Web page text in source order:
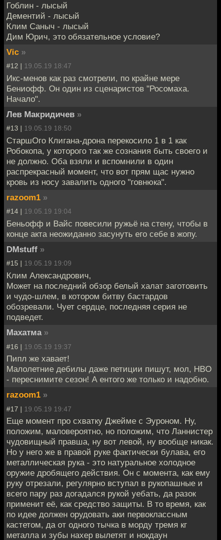
Гоблин - лысый
Дементий - лысый
Клим Саныч - лысый
Дим Юрич, это обязательное условие?
Vic »
#12 | 19.05.19 18:47
Икс-менов как раз смотрели, по крайне мере
Бениофф. Он один из сценаристов "Росомаха.
Начало".
Лев Макридичев »
#13 | 19.05.19 18:50
СтаршОго Клигана-дрона перекосило 1 в 1 как
Робокопа, у которого так же сознания быть своего и
не должно. Оба взяли и вспомнили в один
распрекрасный момент, что вот прям щас нужно
кровь из носу завалить одного "говнюка".
razoom1 »
#14 | 19.05.19 19:04
Беньофф и Вайс повесили ружьё на стену, чтобы в
конце акта неожиданно засунуть его себе в жопу.
DMstuff »
#15 | 19.05.19 19:09
Клим Александрович,
Может на последний обзор белый халат заготовить
и чудо-шлем, в котором битву бастардов
обозревали. Чует сердце, последняя серия не
подведет.
Махатма »
#16 | 19.05.19 19:37
Пипл же хавает!
Малолетние дебилы даже петиции пишут, мол, HBO
- переснимите сезон! А ентого же только и надобно.
razoom1 »
#17 | 19.05.19 19:47
Еще момент про схватку Джейме с Эуроном. Ну,
положим, маловероятно, но положим, что Ланнистер
чудовищный правша, ну вот левой, ну вообще никак.
Но у него же в правой руке фактически булава, его
металлическая рука - это натуральное холодное
оружие дробящего действия. Он с момента, как ему
руку отрезали, регулярно вступал в рукопашные и
всего пару раз догадался рукой уебать, да разок
применит её, как средство защиты. В то время, как
по идее должен орудовать аки первоклассным
кастетом, да от одного тычка в морду тремя кг
металла и зубы нахер вылетят и нокдаун